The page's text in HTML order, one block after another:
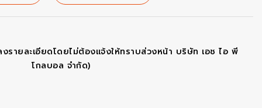
รายละเอียดโดยไม่ต้องแจ้งให้ทราบส่วงหน้า บริษัท เอช ไอ พี
โกลบอล จำกัด)